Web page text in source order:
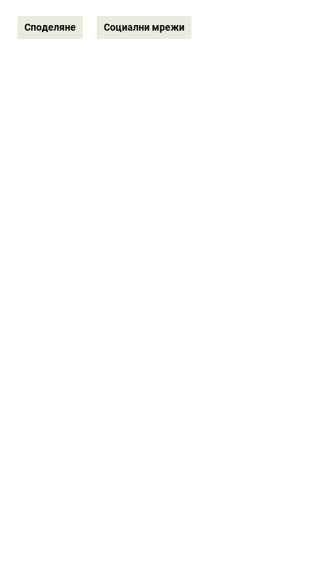
Споделяне Социални мрежи